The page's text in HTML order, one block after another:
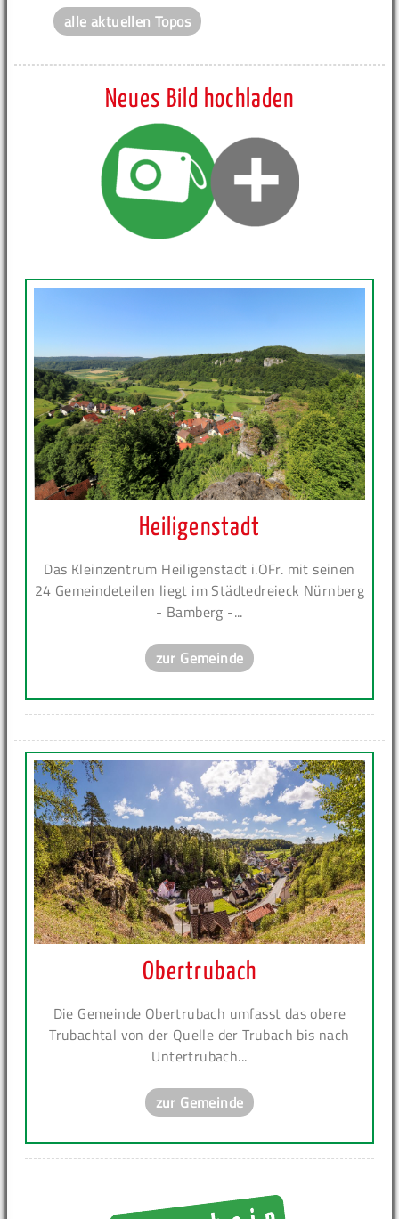
alle aktuellen Topos
Neues Bild hochladen
Heiligenstadt
Das Kleinzentrum Heiligenstadt i.OFr. mit seinen
24 Gemeindeteilen liegt im Städtedreieck Nürnberg
- Bamberg -...
zur Gemeinde
Obertrubach
Die Gemeinde Obertrubach umfasst das obere
Trubachtal von der Quelle der Trubach bis nach
Untertrubach...
zur Gemeinde